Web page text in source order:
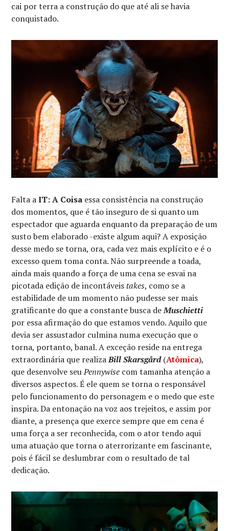
cai por terra a construção do que até ali se havia
conquistado.
Falta aIT: A Coisa essa consistência na construção
dos momentos, que é tão inseguro de si quanto um
espectador que aguarda enquanto da preparação de um
susto bem elaborado -existe algum aqui? A exposição
desse medo se torna, ora, cada vez mais explícito e é o
excesso quem toma conta. Não surpreende a toada,
ainda mais quando a força de uma cena se esvai na
picotada edição de incontáveistakes, como se a
estabilidade de um momento não pudesse ser mais
gratificante do que a constante busca deMuschietti
por essa afirmação do que estamos vendo. Aquilo que
devia ser assustador culmina numa execução que o
torna, portanto, banal. A exceção reside na entrega
extraordinária que realizaBill Skarsgård(Atômica),
que desenvolve seuPennywise com tamanha atenção a
diversos aspectos. É ele quem se torna o responsável
pelo funcionamento do personagem e o medo que este
inspira. Da entonação na voz aos trejeitos, e assim por
diante, a presença que exerce sempre que em cena é
uma força a ser reconhecida, com o ator tendo aqui
uma atuação que torna o aterrorizante em fascinante,
pois é fácil se deslumbrar com o resultado de tal
dedicação.